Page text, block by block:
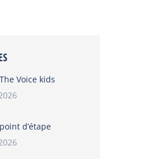
Voice kids
d’étape